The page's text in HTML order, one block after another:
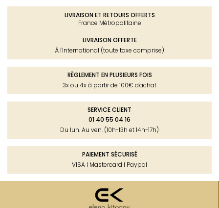
LIVRAISON ET RETOURS OFFERTS
France Métropolitaine
LIVRAISON OFFERTE
À l'International (toute taxe comprise)
RÈGLEMENT EN PLUSIEURS FOIS
3x ou 4x à partir de 100€ d'achat
SERVICE CLIENT
01 40 55 04 16
Du lun. Au ven. (10h-13h et 14h-17h)
PAIEMENT SÉCURISÉ
VISA I Mastercard I Paypal